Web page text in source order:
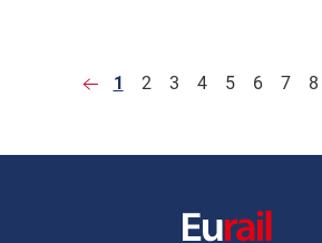
1 2 3 4 5 6 7 8